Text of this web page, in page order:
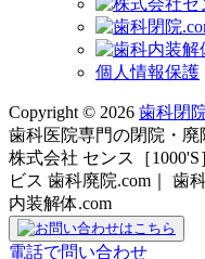
個人情報保護
Copyright © 2026 歯科閉
歯科医院専門の閉院・
株式会社 センス［
ビス 歯科廃院.com｜ 歯
内装解体.com
電話で問い合わせ